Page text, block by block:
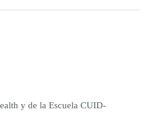
y de la Escuela CUID-